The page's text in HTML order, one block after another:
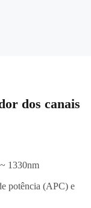
dos canais
1330nm
potência (APC) e